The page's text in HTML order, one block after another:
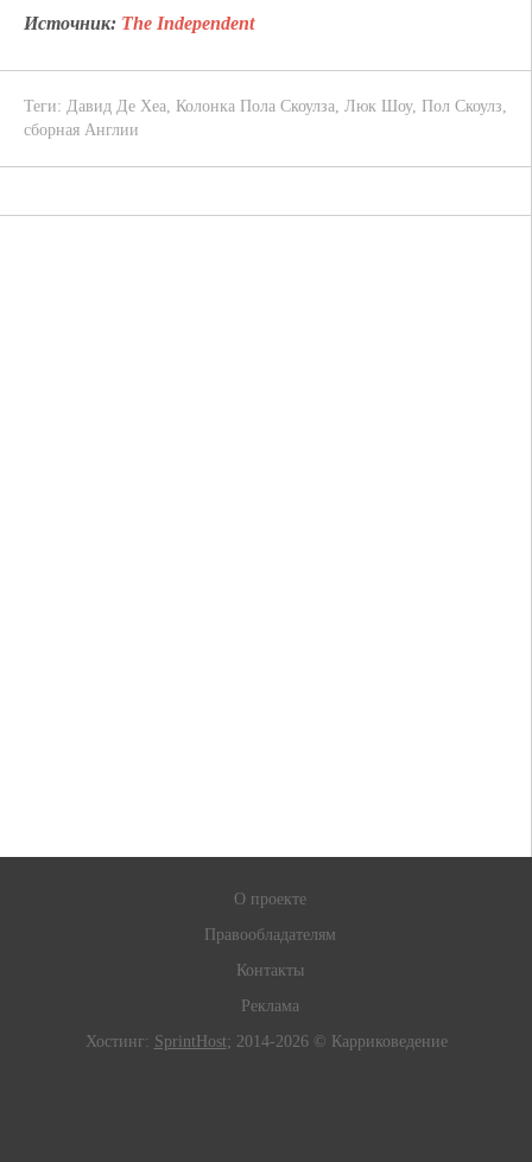
Источник: The Independent
Теги: Давид Де Хеа Колонка Пола Скоулза Люк Шоу, Пол Скоулз
сборная Англии
О проекте
Правообладателям
Контакты
Реклама
Хостинг: SprintHost; 2014-2026 © Карриковедение